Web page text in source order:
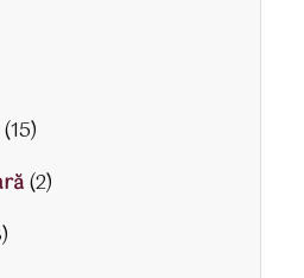
(15)
(2)